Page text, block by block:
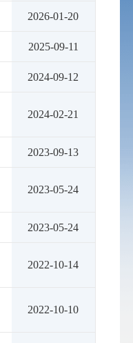
2026-01-20
2025-09-11
2024-09-12
2024-02-21
2023-09-13
2023-05-24
2023-05-24
2022-10-14
2022-10-10